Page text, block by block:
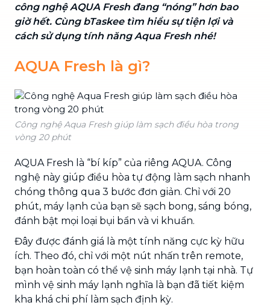
công nghệ AQUA Fresh đang “nóng” hơn bao
giờ hết. Cùng bTaskee tìm hiểu sự tiện lợi và
cách sử dụng tính năng Aqua Fresh nhé!
AQUA Fresh là gì?
Công nghệ Aqua Fresh giúp làm sạch điều hòa trong
vòng 20 phút
AQUA Fresh là “bí kíp” của riêng AQUA. Công
nghệ này giúp điều hòa tự động làm sạch nhanh
chóng thông qua 3 bước đơn giản. Chỉ với 20
phút, máy lạnh của bạn sẽ sạch bong, sáng bóng,
đánh bật mọi loại bụi bẩn và vi khuẩn.
Đây được đánh giá là một tính năng cực kỳ hữu
ích. Theo đó, chỉ với một nút nhấn trên remote,
bạn hoàn toàn có thể vệ sinh máy lạnh tại nhà. Tự
mình vệ sinh máy lạnh nghĩa là bạn đã tiết kiệm
kha khá chi phí làm sạch định kỳ.